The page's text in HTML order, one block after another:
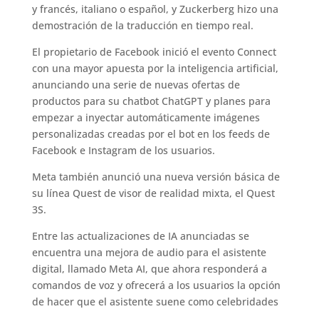
y francés, italiano o español, y Zuckerberg hizo una
demostración de la traducción en tiempo real.
El propietario de Facebook inició el evento Connect
con una mayor apuesta por la inteligencia artificial,
anunciando una serie de nuevas ofertas de
productos para su chatbot ChatGPT y planes para
empezar a inyectar automáticamente imágenes
personalizadas creadas por el bot en los feeds de
Facebook e Instagram de los usuarios.
Meta también anunció una nueva versión básica de
su línea Quest de visor de realidad mixta, el Quest
3S.
Entre las actualizaciones de IA anunciadas se
encuentra una mejora de audio para el asistente
digital, llamado Meta AI, que ahora responderá a
comandos de voz y ofrecerá a los usuarios la opción
de hacer que el asistente suene como celebridades